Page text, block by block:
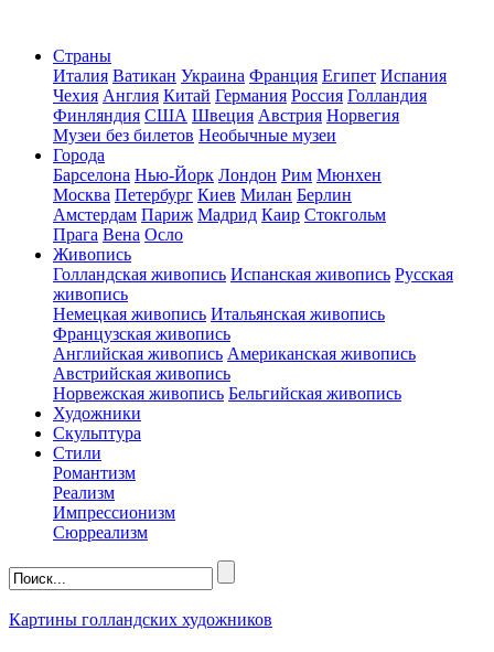
Страны
Италия Ватикан Украина Франция Египет Испания
Чехия Англия Китай Германия Россия Голландия
Финляндия США Швеция Австрия Норвегия
Музеи без билетов Необычные музеи
Города
Барселона Нью-Йорк Лондон Рим Мюнхен
Москва Петербург Киев Милан Берлин
Амстердам Париж Мадрид Каир Стокгольм
Прага Вена Осло
Живопись
Голландская живопись Испанская живопись Русская
живопись
Немецкая живопись Итальянская живопись
Французская живопись
Английская живопись Американская живопись
Австрийская живопись
Норвежская живопись Бельгийская живопись
Художники
Скульптура
Стили
Романтизм
Реализм
Импрессионизм
Сюрреализм
Картины голландских художников